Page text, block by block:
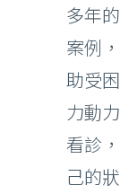
多年
案例
助受
力動
看診
己的